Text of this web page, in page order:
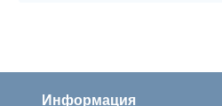
Информация